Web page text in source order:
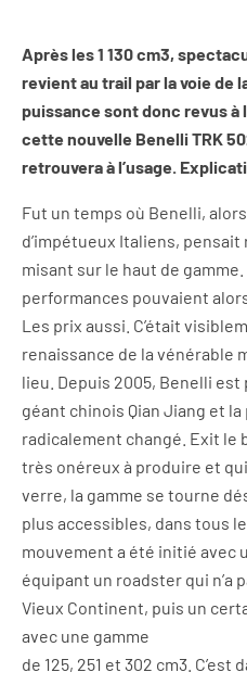
Après les 1 130 cm3,
revient au trail par la voie de
puissance sont donc revus à
cette nouvelle Benelli TRK
retrouvera à l’usage.
Fut un temps où Benelli,
d’impétueux Italiens,
misant sur le haut de
performances pouvaient
Les prix aussi. C’était
renaissance de la vénérable
lieu. Depuis 2005, Benelli
géant chinois Qian Jiang et
radicalement changé. Exit le
très onéreux à produire et
verre, la gamme se tourne
plus accessibles, dans tous
mouvement a été initié avec
équipant un roadster qui n’a
Vieux Continent, puis un
avec une gamme
de 125, 251 et 302 cm3.